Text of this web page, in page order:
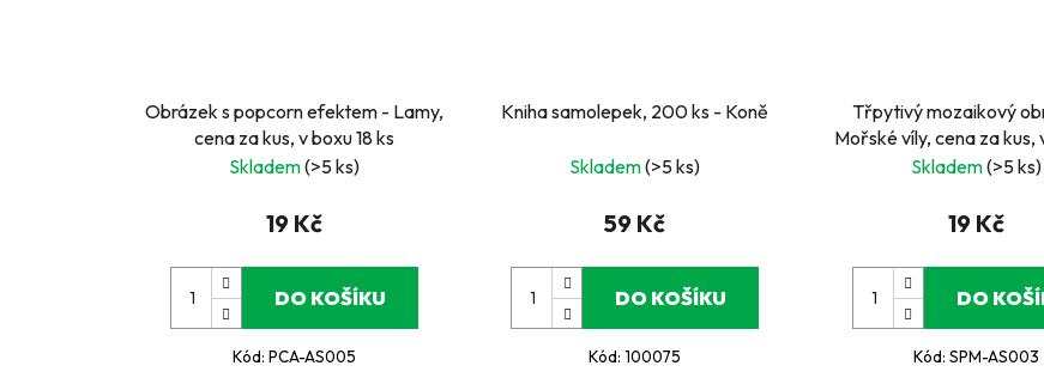
Obrázek s popcorn efektem - Lamy,
cena za kus, v boxu 18 ks
Skladem(>5 ks)
19 Kč
DO KOŠÍKU
Kód: PCA-AS005
Kniha samolepek, 200 ks - Koně
Skladem(>5 ks)
59 Kč
DO KOŠÍKU
Kód:100075
Třpytivý mozaikový
Mořské víly, cena za kus,
ks
Skladem(>5 ks)
19 Kč
DO
Kód: SPM-AS003